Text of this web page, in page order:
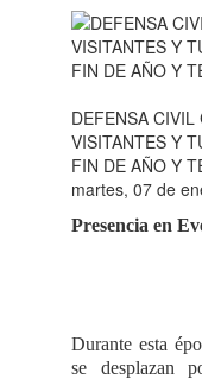
DEFENSA CIVIL
VISITANTES Y
FIN DE AÑO Y
martes, 07 de
Presencia en
Durante esta
se desplazan